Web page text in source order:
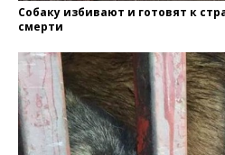
Собаку избивают и готовят к
смерти